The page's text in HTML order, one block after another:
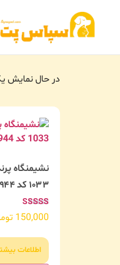
در حال نمایش
نشیمنگاه
۱۰۳۳ کد ۴۹۴۴
امتیاز
5.00
150,000
اطلاعات